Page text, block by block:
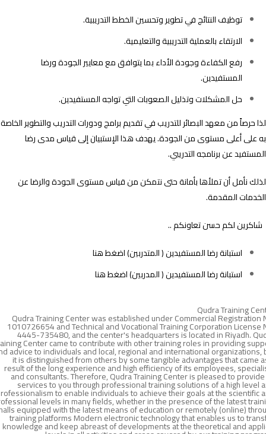
توظيف النتائج في تطوير وتحسين الخطط التدريبية.
الارتقاء بالعملية التدريبية والتعليمية.
رفع الكفاءة وجودة الأداء بما يتوافق مع معايير الجودة ورضا
المستفيدين.
حل المشكلات وتذليل الصعوبات التي تواجه المستفيدين.
لذا حرصاً من معهد البصائر للتدريب في تقديم برامج ودورات التدريب والتطوير الخاصة
به على أعلى مستوى من الجودة. يهدف هذا الإستبيان إلى قياس مدى رضا
المستفيد عن برنامجه التدريبي.
لذلك نأمل أن تملأها بأمانة حتى نتمكن من قياس مستوى الجودة والرضا عن
الخدمات المقدمة.
شاكرين لكم حسن تعاونكم ..
استبانة رضا المستفيدين ( المتدربين)اضغط هنا
استبانة رضا المستفيدين ( المدربين)اضغط هنا
Qudra Training
Qudra Training Center was established under Commercial Registration
1010726654 and Technical and Vocational Training Corporation License
4445-735480, and the center's headquarters is located in Riyadh.
Center came to contribute with other training roles in providing
advice to individuals and local, regional and international organizations,
it is distinguished from others by some tangible advantages that came
result of the long experience and high efficiency of its employees,
and consultants. Therefore, Qudra Training Center is pleased to
services to you through professional training solutions of a high level
to enable individuals to achieve their goals at the scientific
levels in many fields, whether in the presence of the latest
equipped with the latest means of education or remotely (online)
training platforms Modern electronic technology that enables us to
knowledge and keep abreast of developments at the theoretical and